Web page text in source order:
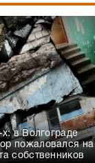
в Волгограде
пожаловался на
собственников